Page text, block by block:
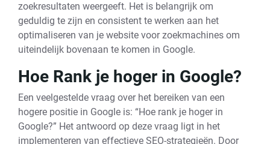
zoekresultaten weergeeft. Het is belangrijk om
geduldig te zijn en consistent te werken aan het
optimaliseren van je website voor zoekmachines om
uiteindelijk bovenaan te komen in Google.
Hoe Rank je hoger in Google?
Een veelgestelde vraag over het bereiken van een
hogere positie in Google is: “Hoe rank je hoger in
Google?” Het antwoord op deze vraag ligt in het
implementeren van effectieve SEO-strategieën. Door